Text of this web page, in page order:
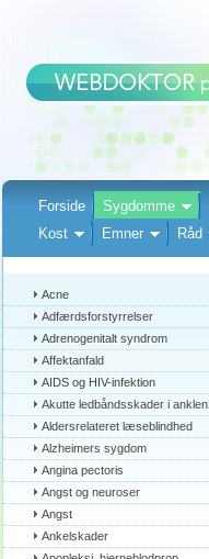
Forside Sygdomme
Kost
Emner Råd
Acne
Adfærdsforstyrrelser
Adrenogenitalt syndrom
Affektanfald
AIDS og HIV-infektion
Akutte ledbåndsskader i anklen.
Aldersrelateret læseblindhed
Alzheimers sygdom
Angina pectoris
Angst og neuroser
Angst
Ankelskader